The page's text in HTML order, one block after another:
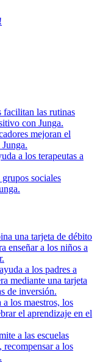
facilitan las rutinas
con Junga.
mejoran el
a los terapeutas a
sociales
una tarjeta de débito
enseñar a los niños a
a los padres a
mediante una tarjeta
de inversión.
los maestros, los
el aprendizaje en el
a las escuelas
a los